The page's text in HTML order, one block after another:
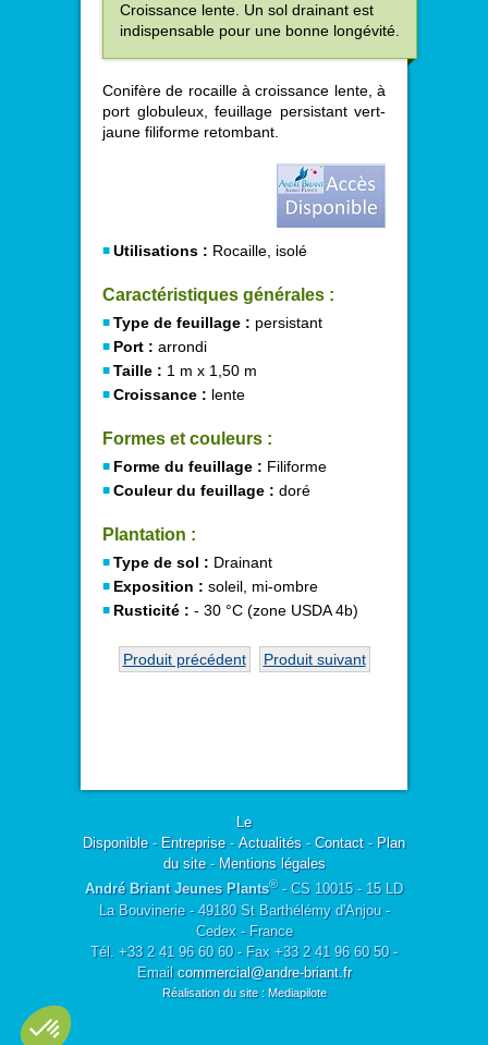
Croissance lente. Un sol drainant est
indispensable pour une bonne longévité.
Conifère de rocaille à croissance lente, à
port globuleux, feuillage persistant vert-
jaune filiforme retombant.
Utilisations : Rocaille, isolé
Caractéristiques générales :
Type de feuillage : persistant
Port : arrondi
Taille : 1 m x 1,50 m
Croissance : lente
Formes et couleurs :
Forme du feuillage : Filiforme
Couleur du feuillage : doré
Plantation :
Type de sol : Drainant
Exposition : soleil, mi-ombre
Rusticité : - 30 °C (zone USDA 4b)
Produit précédent Produit suivant
Le
Disponible- Entreprise- Actualités - Contact- Plan
du site- Mentions légales
André Briant Jeunes Plants®- CS 10015 - 15 LD
La Bouvinerie - 49180 St Barthélémy d'Anjou -
Cedex - France
Tél. +33 2 41 96 60 60 - Fax +33 2 41 96 60 50 -
Email commercial@andre-briant.fr
Réalisation du site : Mediapilote